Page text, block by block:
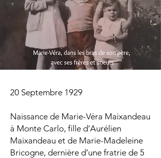
20 Septembre 1929
Naissance de Marie-Véra Maixandeau
à Monte Carlo, fille d’Aurélien
Maixandeau et de Marie-Madeleine
Bricogne, dernière d’une fratrie de 5